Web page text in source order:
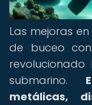
Las mejoras
de buceo
submarino.
metálicas,